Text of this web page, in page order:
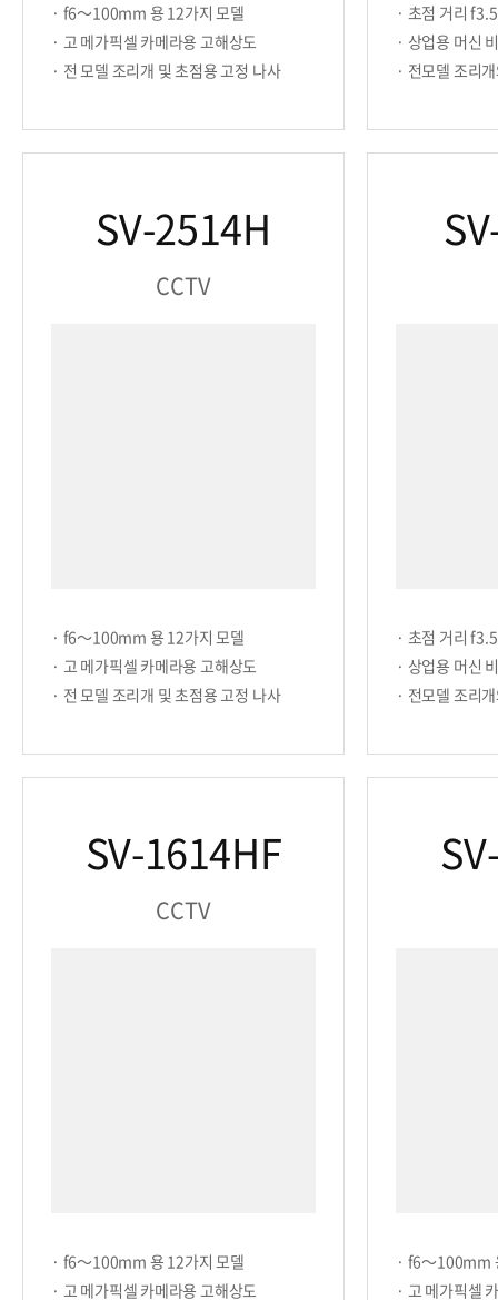
· f6～100mm 용 12가지 모델
· 고 메가픽셀 카메라용 고해상도
· 전 모델 조리개 및 초점용 고정 나사
· 초점 거리
· 상업용 머신
· 전모델 조리
SV-2514H
CCTV
· f6～100mm 용 12가지 모델
· 고 메가픽셀 카메라용 고해상도
· 전 모델 조리개 및 초점용 고정 나사
· 초점 거리
· 상업용 머신
· 전모델 조리
SV-1614HF
CCTV
· f6～100mm 용 12가지 모델
· 고 메가픽셀 카메라용 고해상도
· f6～100mm
· 고 메가픽셀